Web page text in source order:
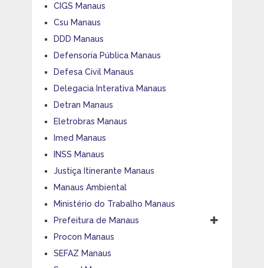
CIGS Manaus
Csu Manaus
DDD Manaus
Defensoria Pública Manaus
Defesa Civil Manaus
Delegacia Interativa Manaus
Detran Manaus
Eletrobras Manaus
Imed Manaus
INSS Manaus
Justiça Itinerante Manaus
Manaus Ambiental
Ministério do Trabalho Manaus
Prefeitura de Manaus
Procon Manaus
SEFAZ Manaus